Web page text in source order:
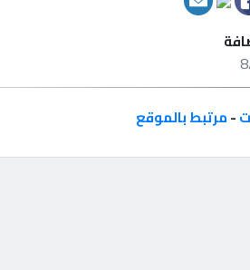
-مرتبط بالموقع